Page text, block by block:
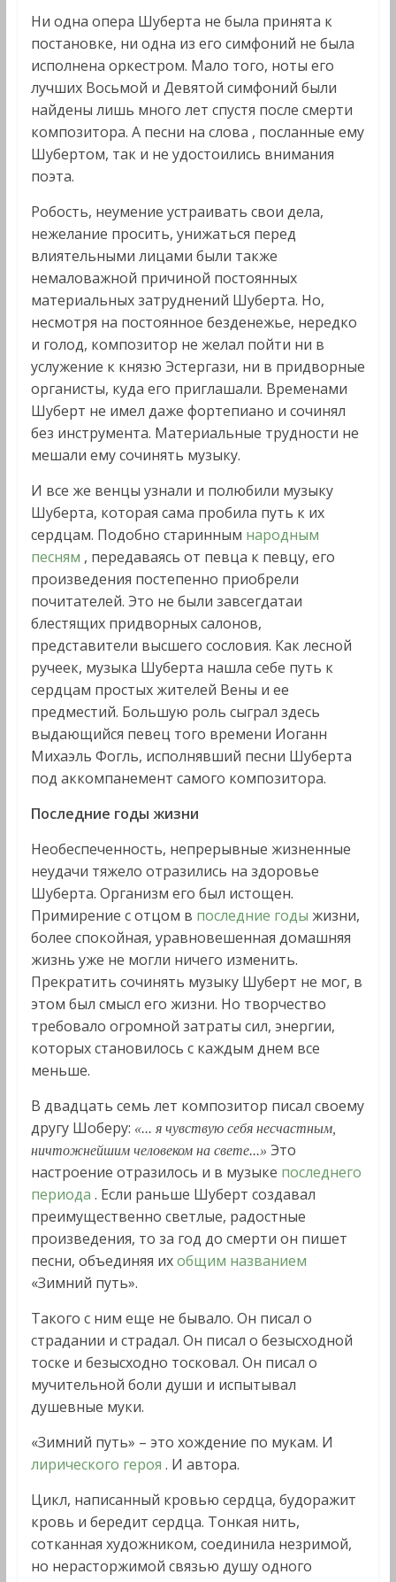
Ни одна опера Шуберта не была принята к
постановке, ни одна из его симфоний не была
исполнена оркестром. Мало того, ноты его
лучших Восьмой и Девятой симфоний были
найдены лишь много лет спустя после смерти
композитора. А песни на слова , посланные ему
Шубертом, так и не удостоились внимания
поэта.
Робость, неумение устраивать свои дела,
нежелание просить, унижаться перед
влиятельными лицами были также
немаловажной причиной постоянных
материальных затруднений Шуберта. Но,
несмотря на постоянное безденежье, нередко
и голод, композитор не желал пойти ни в
услужение к князю Эстергази, ни в придворные
органисты, куда его приглашали. Временами
Шуберт не имел даже фортепиано и сочинял
без инструмента. Материальные трудности не
мешали ему сочинять музыку.
И все же венцы узнали и полюбили музыку
Шуберта, которая сама пробила путь к их
сердцам. Подобно старинным народным
песням , передаваясь от певца к певцу, его
произведения постепенно приобрели
почитателей. Это не были завсегдатаи
блестящих придворных салонов,
представители высшего сословия. Как лесной
ручеек, музыка Шуберта нашла себе путь к
сердцам простых жителей Вены и ее
предместий. Большую роль сыграл здесь
выдающийся певец того времени Иоганн
Михаэль Фогль, исполнявший песни Шуберта
под аккомпанемент самого композитора.
Последние годы жизни
Необеспеченность, непрерывные жизненные
неудачи тяжело отразились на здоровье
Шуберта. Организм его был истощен.
Примирение с отцом в последние годы жизни,
более спокойная, уравновешенная домашняя
жизнь уже не могли ничего изменить.
Прекратить сочинять музыку Шуберт не мог, в
этом был смысл его жизни. Но творчество
требовало огромной затраты сил, энергии,
которых становилось с каждым днем все
меньше.
В двадцать семь лет композитор писал своему
другу Шоберу: «... я чувствую себя несчастным,
ничтожнейшим человеком на свете...» Это
настроение отразилось и в музыке последнего
периода . Если раньше Шуберт создавал
преимущественно светлые, радостные
произведения, то за год до смерти он пишет
песни, объединяя ихобщим названием
«Зимний путь».
Такого с ним еще не бывало. Он писал о
страдании и страдал. Он писал о безысходной
тоске и безысходно тосковал. Он писал о
мучительной боли души и испытывал
душевные муки.
«Зимний путь» – это хождение по мукам. И
лирического героя . И автора.
Цикл, написанный кровью сердца, будоражит
кровь и бередит сердца. Тонкая нить,
сотканная художником, соединила незримой,
но нерасторжимой связью душу одного